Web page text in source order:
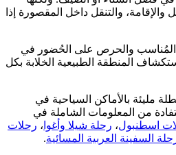
والتنقل داخل المقصورة إذا
المُناسب والحرص على الحُضور في
المنطقة الطبيعية الخلابة بكل
مليئة بالأماكن السياحية في
من المعلومات الشاملة في
اسطنبول، رحلة شيلا وأغوا ، رحلات
السفينة العربية المسائية.